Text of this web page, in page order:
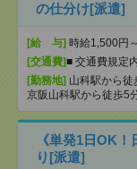
の仕分け[派遣]
[給 与] 時給1,500円
[交通費]■ 交通費規定
[勤務地] 山科駅から徒
京阪山科駅から徒歩5
《単発1日OK
り[派遣]